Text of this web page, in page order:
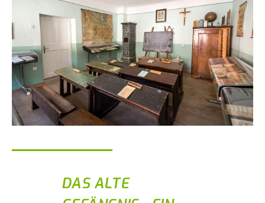
DAS ALTE